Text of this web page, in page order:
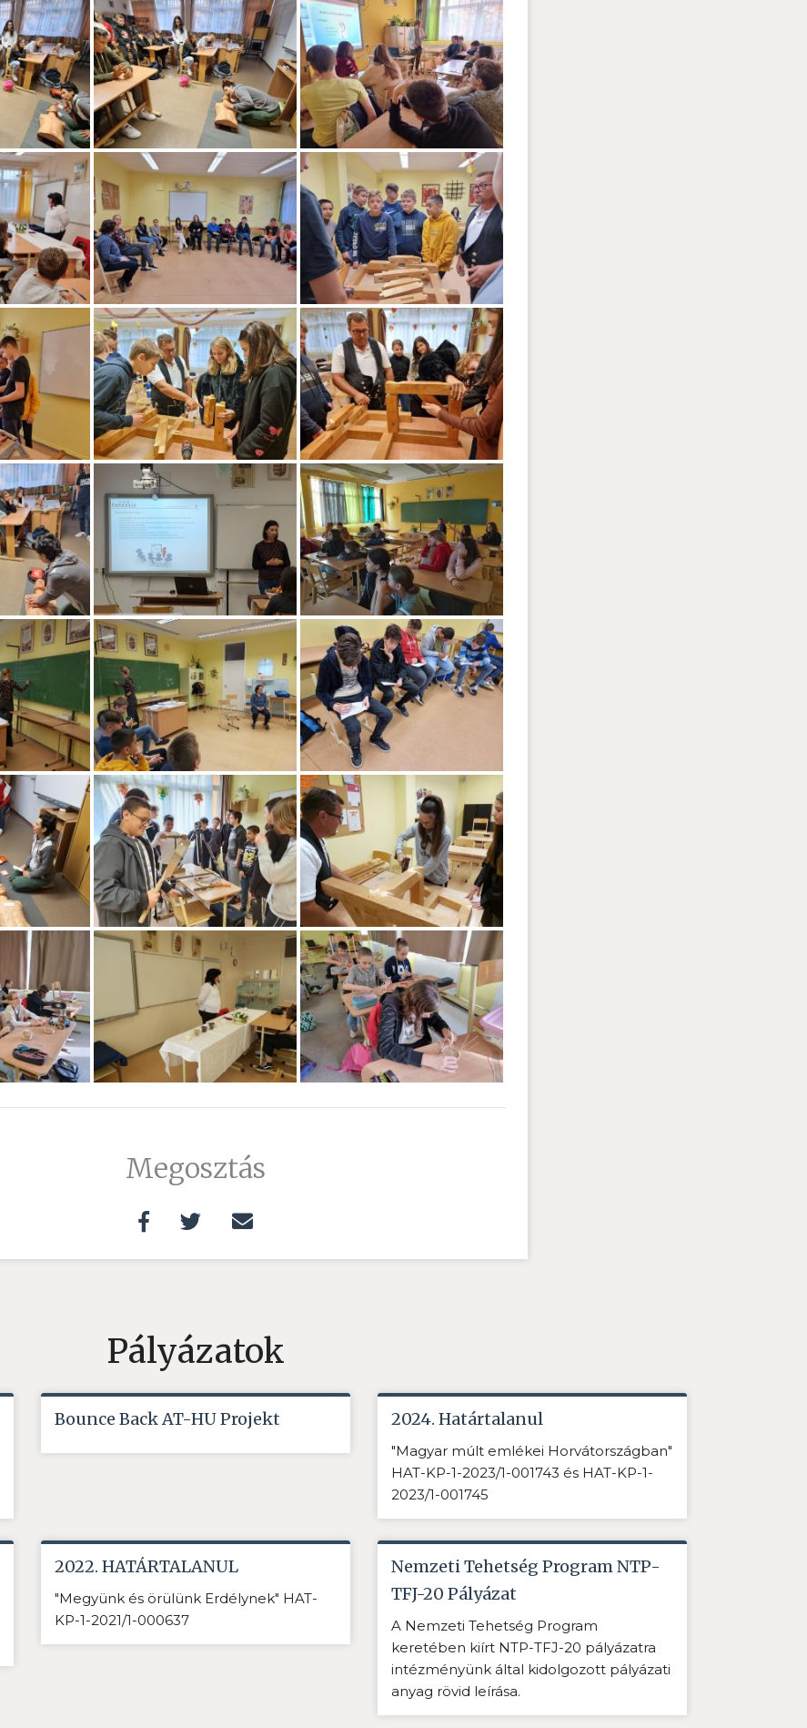
Megosztás
Pályázatok
Bounce Back AT-HU Projekt 2024. Határtalanul
"Magyar múlt emlékei Horvátországban"
HAT-KP-1-2023/1-001743 és HAT-KP-1-
2023/1-001745
2022. HATÁRTALANUL
"Megyünk és örülünk Erdélynek" HAT-
KP-1-2021/1-000637
Nemzeti Tehetség Program NTP-
TFJ-20 Pályázat
A Nemzeti Tehetség Program
keretében kiírt NTP-TFJ-20 pályázatra
intézményünk által kidolgozott pályázati
anyag rövid leírása.